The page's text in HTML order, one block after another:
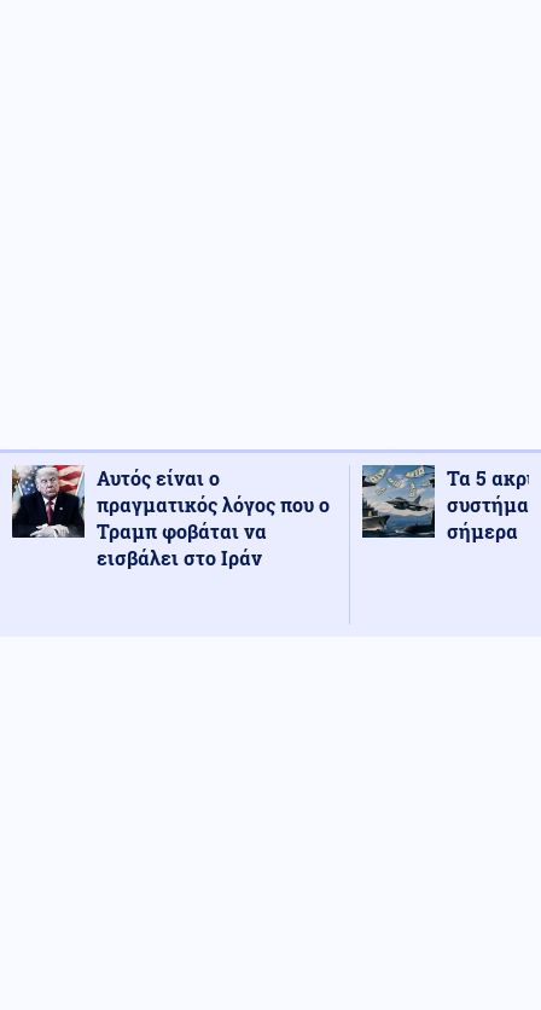
Αυτός είναι ο
πραγματικός λόγος που ο
Τραμπ φοβάται να
εισβάλει στο Ιράν
Τα 5
σήμερα